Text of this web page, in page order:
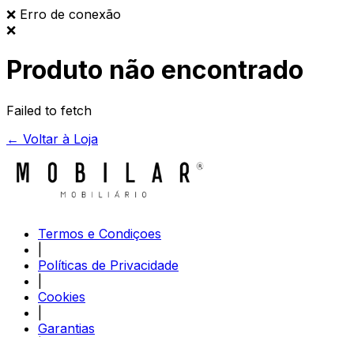
❌ Erro de conexão
❌
Produto não encontrado
Failed to fetch
← Voltar à Loja
Termos e Condiçoes
Políticas de Privacidade
Cookies
Garantias